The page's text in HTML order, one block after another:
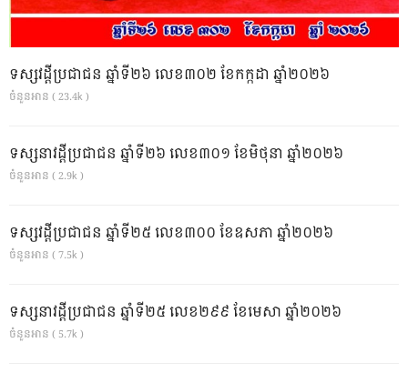
ទស្សវដ្តីប្រជាជន ឆ្នាំទី២៦ លេខ៣០២ ខែកក្កដា ឆ្នាំ២០២៦
ចំនួនអាន ( 23.4k )
ទស្សនាវដ្ដីប្រជាជន ឆ្នាំទី២៦ លេខ៣០១ ខែមិថុនា ឆ្នាំ២០២៦
ចំនួនអាន ( 2.9k )
ទស្សវដ្តីប្រជាជន ឆ្នាំទី២៥ លេខ៣០០ ខែឧសភា ឆ្នាំ២០២៦
ចំនួនអាន ( 7.5k )
ទស្សនាវដ្ដីប្រជាជន ឆ្នាំទី២៥ លេខ២៩៩ ខែមេសា ឆ្នាំ២០២៦
ចំនួនអាន ( 5.7k )